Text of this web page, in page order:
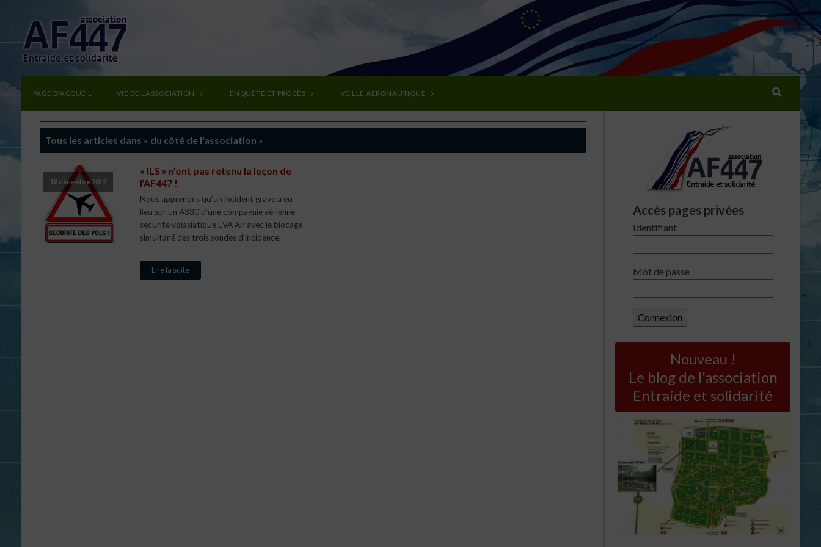
PAGE D'ACCUEIL VIE DE L'ASSOCIATION ENQUÊTE ET PROCÈS VEILLE AERONAUTIQUE Rechercher :
Tous les articles dans « du côté de l'association »
18 décembre 2012
« ILS » n’ont pas retenu la leçon de
l’AF447 !
Nous apprenons qu’un incident grave a eu
lieu sur un A330 d’une compagnie aérienne
securite volasiatique EVA Air avec le blocage
simultané des trois sondes d’incidence.
Lire la suite
Accès pages privées
Identifiant
Mot de passe
Nouveau !
Le blog de l'association
Entraide et solidarité